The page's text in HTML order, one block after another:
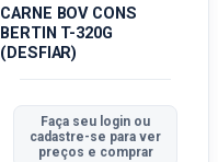
CARNE BOV CONS
BERTIN T-320G
(DESFIAR)
Faça seu login ou
cadastre-se para ver
preços e comprar